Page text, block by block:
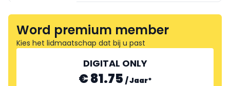
Word premium member
Kies het lidmaatschap dat bij u past
DIGITAL ONLY
€ 81.75 /Jaar*